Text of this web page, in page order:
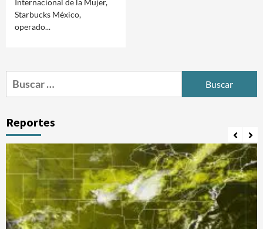
Internacional de la Mujer,
Starbucks México,
operado...
Buscar:
Reportes